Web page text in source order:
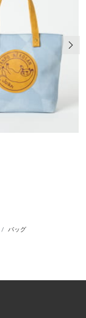
バッグ